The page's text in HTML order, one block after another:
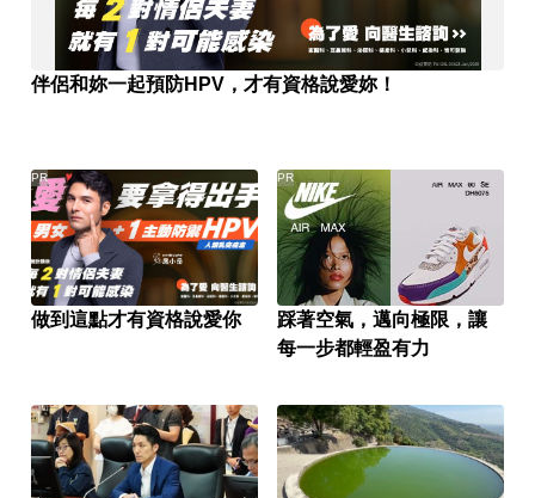
伴侶和妳一起預防HPV，才有資格說愛妳！
做到這點才有資格說愛你
PR
踩著空氣，邁向極限，讓
每一步都輕盈有力
PR